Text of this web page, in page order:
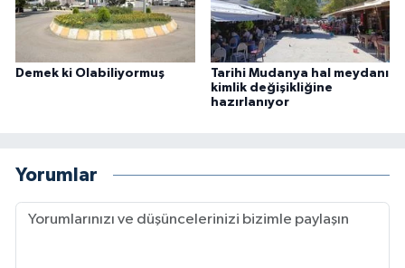
Demek ki Olabiliyormuş
Tarihi Mudanya hal meydanı
kimlik değişikliğine
hazırlanıyor
Yorumlar